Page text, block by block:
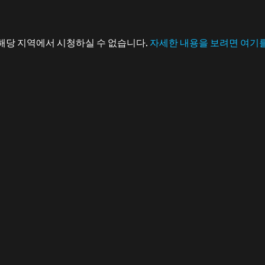
당 지역에서 시청하실 수 없습니다. 자세한 내용을 보려면 여기